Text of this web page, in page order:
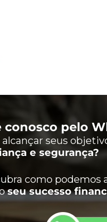
conosco pelo
alcançar seus
e segurança?
como podemos
seu sucesso